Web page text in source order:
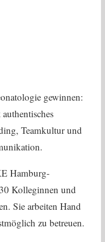
gewinnen:
Teamkultur und
Hamburg-
Kolleginnen und
Sie arbeiten Hand
zu betreuen.